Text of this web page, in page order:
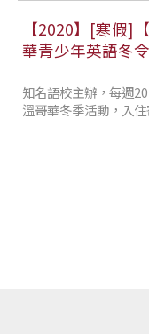
【2020】[寒假]
華青少年英語冬
知名語校主辦，每週
溫哥華冬季活動，入